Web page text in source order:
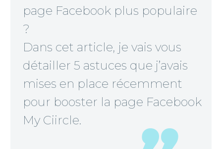
page Facebook plus populaire
?
Dans cet article, je vais vous
détailler 5 astuces que j’avais
mises en place récemment
pour booster la page Facebook
My Ciircle.